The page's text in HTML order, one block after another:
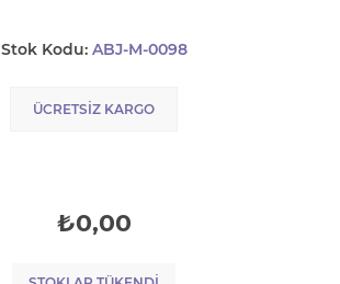
Stok Kodu: ABJ-M-0098
ÜCRETSIZ KARGO
₺0,00